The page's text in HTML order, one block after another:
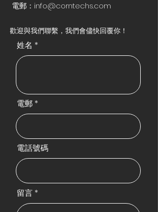
電郵：info@corntechs.com
歡迎與我們聯繫，我們會儘快回覆你！
姓名
電郵
電話號碼
留言